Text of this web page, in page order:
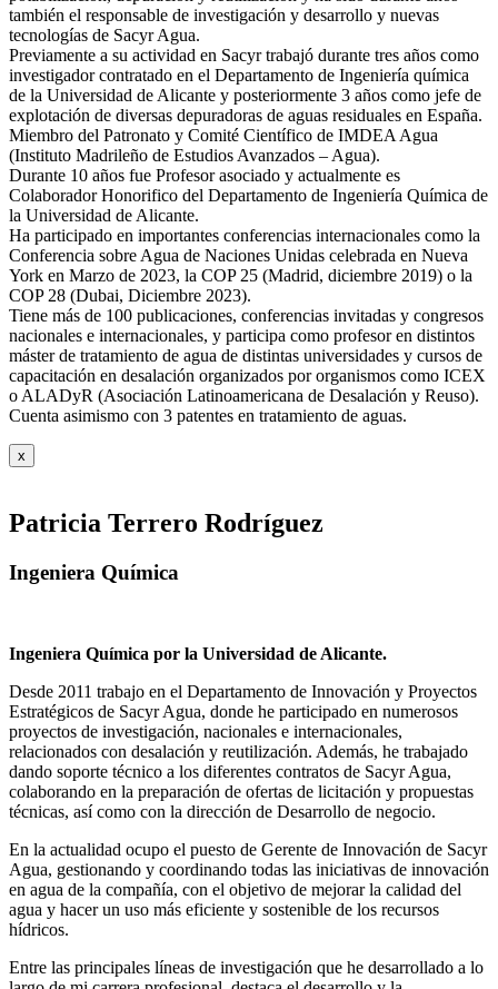
también el responsable de investigación y desarrollo y nuevas
tecnologías de Sacyr Agua.
Previamente a su actividad en Sacyr trabajó durante tres años como
investigador contratado en el Departamento de Ingeniería química
de la Universidad de Alicante y posteriormente 3 años como jefe de
explotación de diversas depuradoras de aguas residuales en España.
Miembro del Patronato y Comité Científico de IMDEA Agua
(Instituto Madrileño de Estudios Avanzados – Agua).
Durante 10 años fue Profesor asociado y actualmente es
Colaborador Honorifico del Departamento de Ingeniería Química de
la Universidad de Alicante.
Ha participado en importantes conferencias internacionales como la
Conferencia sobre Agua de Naciones Unidas celebrada en Nueva
York en Marzo de 2023, la COP 25 (Madrid, diciembre 2019) o la
COP 28 (Dubai, Diciembre 2023).
Tiene más de 100 publicaciones, conferencias invitadas y congresos
nacionales e internacionales, y participa como profesor en distintos
máster de tratamiento de agua de distintas universidades y cursos de
capacitación en desalación organizados por organismos como ICEX
o ALADyR (Asociación Latinoamericana de Desalación y Reuso).
Cuenta asimismo con 3 patentes en tratamiento de aguas.
x
Patricia Terrero Rodríguez
Ingeniera Química
Ingeniera Química por la Universidad de Alicante.
Desde 2011 trabajo en el Departamento de Innovación y Proyectos
Estratégicos de Sacyr Agua, donde he participado en numerosos
proyectos de investigación, nacionales e internacionales,
relacionados con desalación y reutilización. Además, he trabajado
dando soporte técnico a los diferentes contratos de Sacyr Agua,
colaborando en la preparación de ofertas de licitación y propuestas
técnicas, así como con la dirección de Desarrollo de negocio.
En la actualidad ocupo el puesto de Gerente de Innovación de Sacyr
Agua, gestionando y coordinando todas las iniciativas de innovación
en agua de la compañía, con el objetivo de mejorar la calidad del
agua y hacer un uso más eficiente y sostenible de los recursos
hídricos.
Entre las principales líneas de investigación que he desarrollado a lo